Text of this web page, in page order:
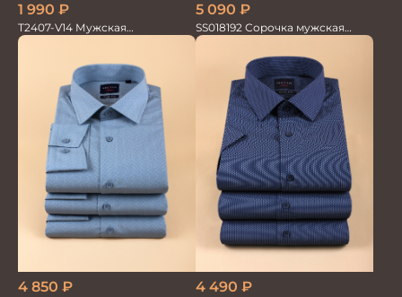
1 990 ₽
T2407-V14 Мужская
текстильная рубашка /
5 090 ₽
SS018192 Сорочка мужская
GROSTYLE PRIME
4 850 ₽ 4 490 ₽